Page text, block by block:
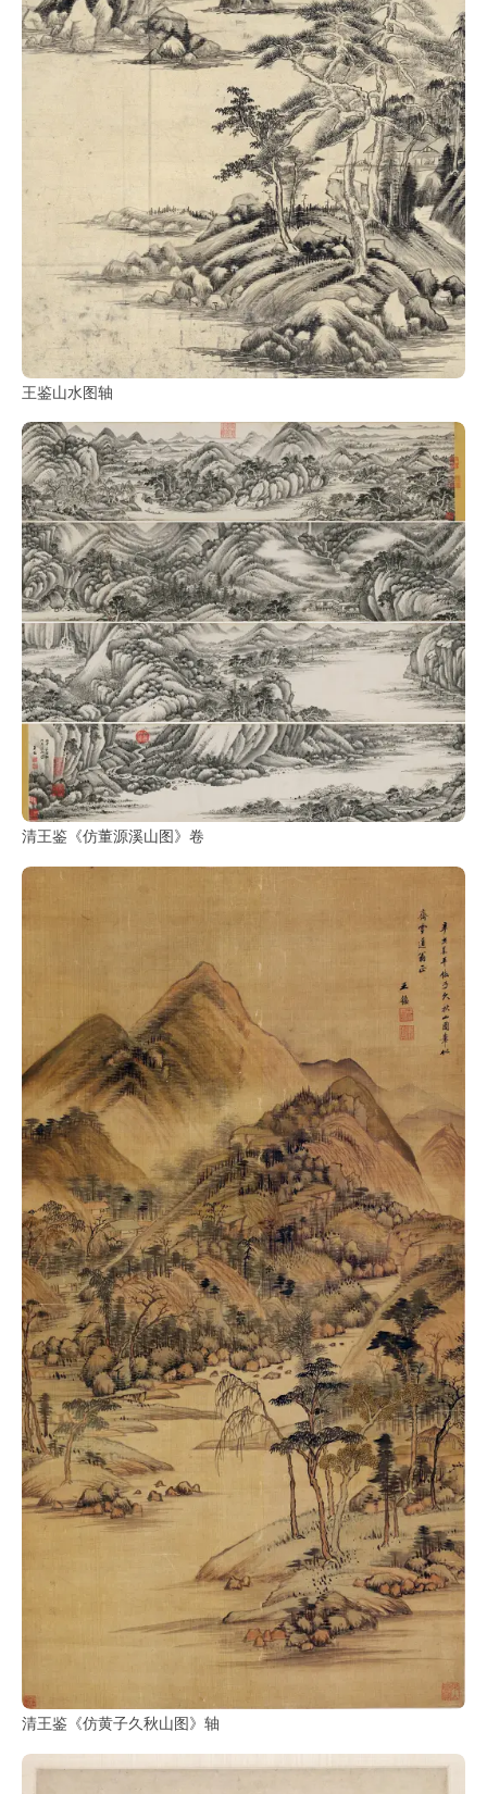
王鉴山水图轴
清王鉴《仿董源溪山图》卷
清王鉴《仿黄子久秋山图》轴